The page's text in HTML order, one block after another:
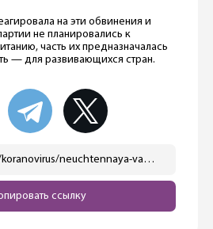
на эти обвинения и
не планировались к
часть их предназначалась
— для развивающихся стран.
https://ostwest.tv/koranovirus/neuchtennaya-vakcina-astrazeneca-mogla-skryvat-dozy-ot-es/
ссылку